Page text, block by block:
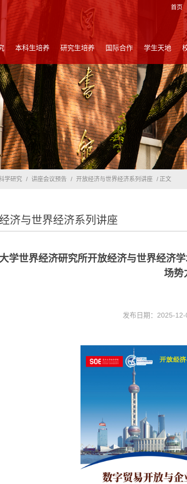
首页
本科生培养 研究生培养 国际合作 学生天地
学研究 / 讲座会议预告 / 开放经济与世界经济系列讲座 / 正文
济与世界经济系列讲座
学世界经济研究所开放经济与世界经济
场势
发布日期：2025-12-